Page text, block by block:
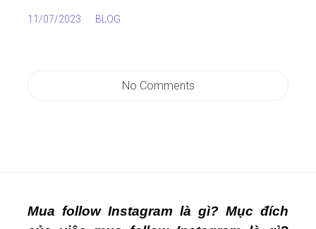
11/07/2023 BLOG
No Comments
Mua follow Instagram là gì? Mục đích